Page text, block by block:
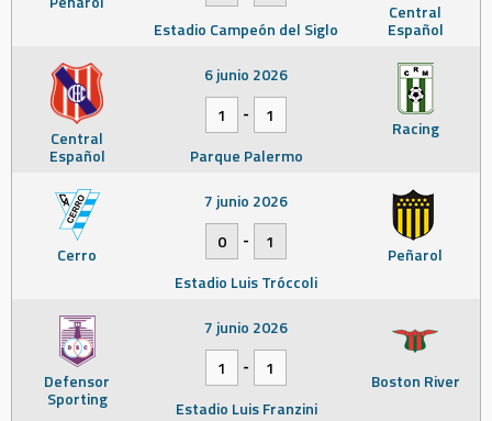
Central
Español
Estadio Campeón del Siglo
Central
Español
Racing
6 junio 2026
1
-
1
Parque Palermo
Cerro Peñarol
7 junio 2026
0
-
1
Estadio Luis Tróccoli
Defensor
Sporting
Boston River
7 junio 2026
1
-
1
Estadio Luis Franzini